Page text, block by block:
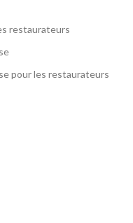
restaurateurs
pour les restaurateurs